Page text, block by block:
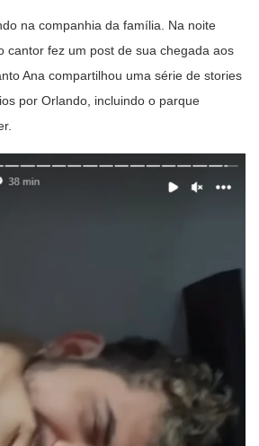
na companhia da família. Na noite
cantor fez um post de sua chegada aos
Ana compartilhou uma série de stories
por Orlando, incluindo o parque